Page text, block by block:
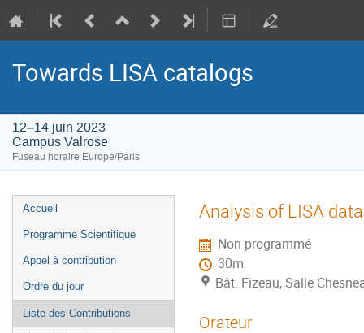
Towards LISA catalogs
12–14 juin 2023
Campus Valrose
Fuseau horaire Europe/Paris
Menu
de
Accueil
Programme Scientifique
Appel à contribution
Ordre du jour
Liste des Contributions
Analysis of LISA
Non programmé
30m
Bât. Fizeau, Salle
Orateur